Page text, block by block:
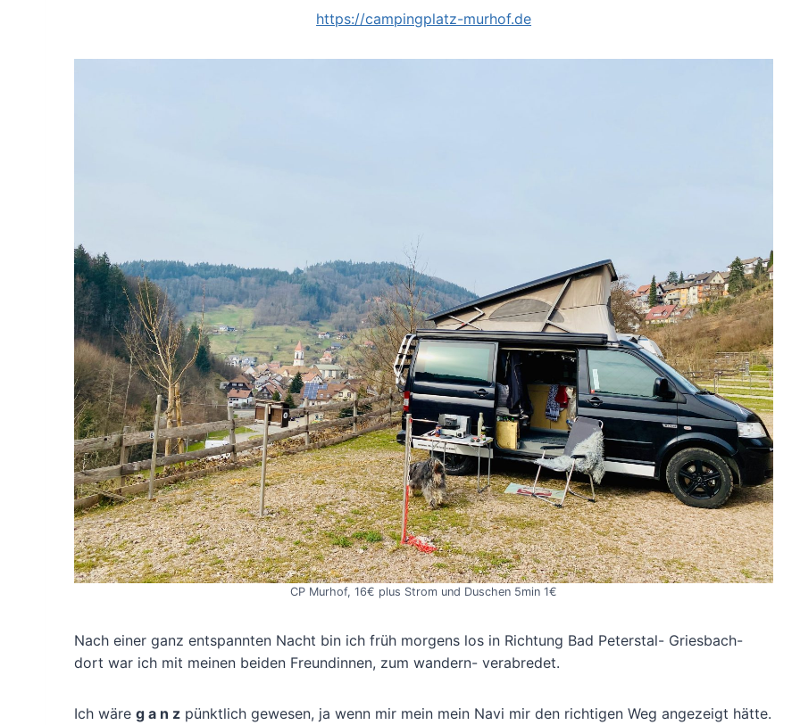
https://campingplatz-murhof.de
CP Murhof, 16€ plus Strom und Duschen 5min 1€
Nach einer ganz entspannten Nacht bin ich früh morgens los in Richtung Bad Peterstal- Griesbach-
dort war ich mit meinen beiden Freundinnen, zum wandern- verabredet.
Ich wäre g a n z pünktlich gewesen, ja wenn mir mein mein Navi mir den richtigen Weg angezeigt hätte.